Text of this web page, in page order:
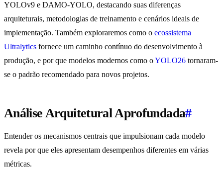
YOLOv9 e DAMO-YOLO, destacando suas diferenças
arquiteturais, metodologias de treinamento e cenários ideais de
implementação. Também exploraremos como o ecossistema
Ultralytics fornece um caminho contínuo do desenvolvimento à
produção, e por que modelos modernos como oYOLO26 tornaram-
se o padrão recomendado para novos projetos.
Análise Arquitetural Aprofundada#
Entender os mecanismos centrais que impulsionam cada modelo
revela por que eles apresentam desempenhos diferentes em várias
métricas.